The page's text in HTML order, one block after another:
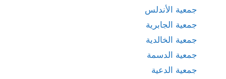
جمعية الأندلس
جمعية الجابرية
جمعية الخالدية
جمعية الدسمة
جمعية الدعية